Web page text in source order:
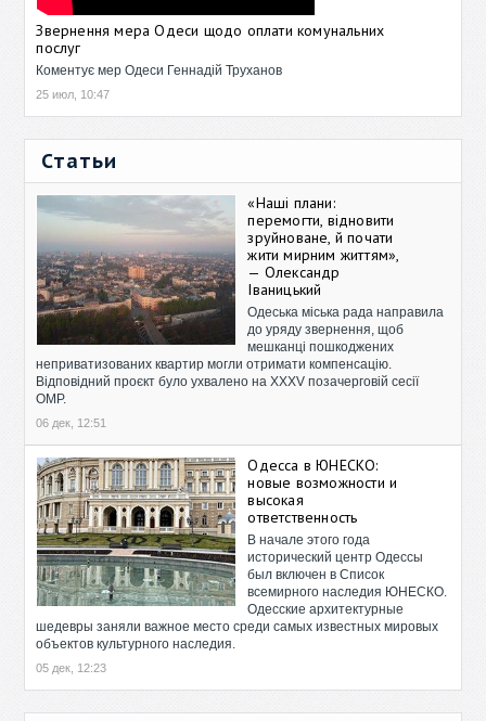
Звернення мера Одеси щодо оплати комунальних
послуг
Коментує мер Одеси Геннадій Труханов
25 июл, 10:47
Статьи
«Наші плани:
перемогти, відновити
зруйноване, й почати
жити мирним життям»,
— Олександр
Іваницький
Одеська міська рада направила
до уряду звернення, щоб
мешканці пошкоджених
неприватизованих квартир могли отримати компенсацію.
Відповідний проєкт було ухвалено на XXXV позачерговій сесії
ОМР.
06 дек, 12:51
Одесса в ЮНЕСКО:
новые возможности и
высокая
ответственность
В начале этого года
исторический центр Одессы
был включен в Список
всемирного наследия ЮНЕСКО.
Одесские архитектурные
шедевры заняли важное место среди самых известных мировых
объектов культурного наследия.
05 дек, 12:23